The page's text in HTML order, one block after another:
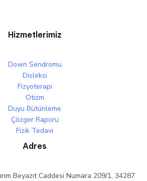
Hizmetlerimiz
Down Sendromu
Disleksi
Fizyoterapi
Otizm
Duyu Bütünleme
Çözger Raporu
Fizik Tedavi
Adres
Beyazıt Caddesi Numara 209/1, 34287